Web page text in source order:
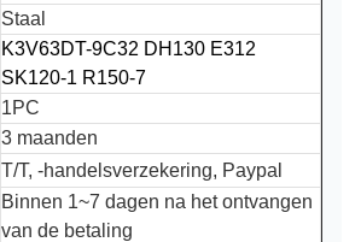
Staal
K3V63DT-9C32 DH130 E312
SK120-1 R150-7
1PC
3 maanden
T/T, -handelsverzekering, Paypal
Binnen 1~7 dagen na het ontvangen
van de betaling